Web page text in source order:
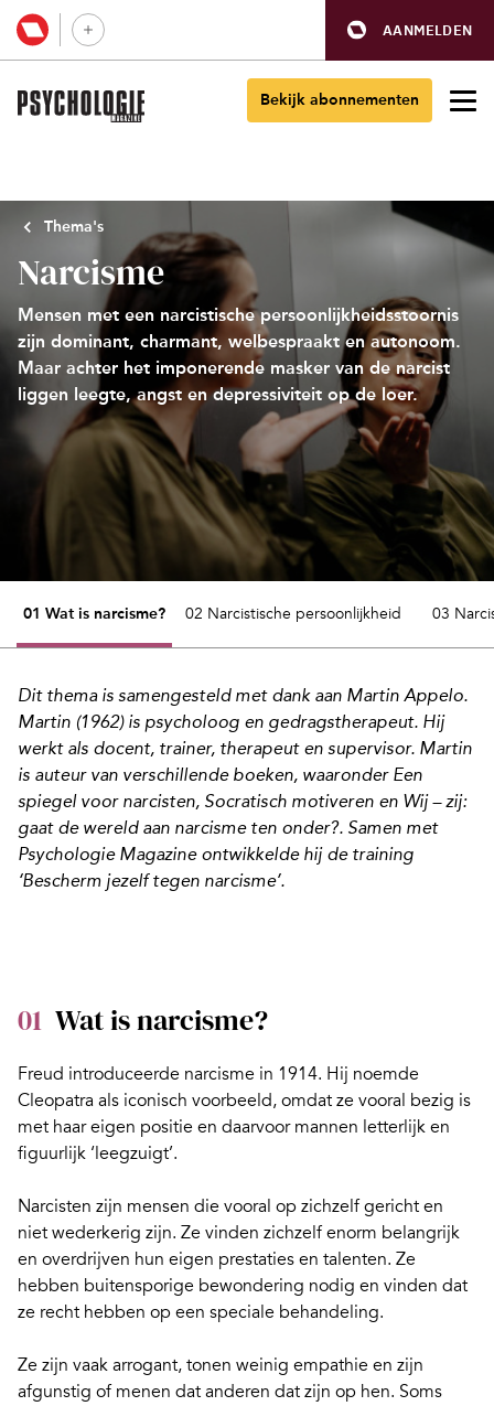
AANMELDEN
Bekijk abonnementen
Thema's
Narcisme
Mensen met een narcistische persoonlijkheidsstoornis
zijn dominant, charmant, welbespraakt en autonoom.
Maar achter het imponerende masker van de narcist
liggen leegte, angst en depressiviteit op de loer.
01 Wat is narcisme? 02 Narcistische persoonlijkheid 03
Dit thema is samengesteld met dank aan Martin Appelo.
Martin (1962) is psycholoog en gedragstherapeut. Hij
werkt als docent, trainer, therapeut en supervisor. Martin
is auteur van verschillende boeken, waaronder Een
spiegel voor narcisten, Socratisch motiveren en Wij – zij:
gaat de wereld aan narcisme ten onder?. Samen met
Psychologie Magazine ontwikkelde hij de training
‘Bescherm jezelf tegen narcisme’.
01 Wat is narcisme?
Freud introduceerde narcisme in 1914. Hij noemde
Cleopatra als iconisch voorbeeld, omdat ze vooral bezig is
met haar eigen positie en daarvoor mannen letterlijk en
figuurlijk ‘leegzuigt’.
Narcisten zijn mensen die vooral op zichzelf gericht en
niet wederkerig zijn. Ze vinden zichzelf enorm belangrijk
en overdrijven hun eigen prestaties en talenten. Ze
hebben buitensporige bewondering nodig en vinden dat
ze recht hebben op een speciale behandeling.
Ze zijn vaak arrogant, tonen weinig empathie en zijn
afgunstig of menen dat anderen dat zijn op hen. Soms